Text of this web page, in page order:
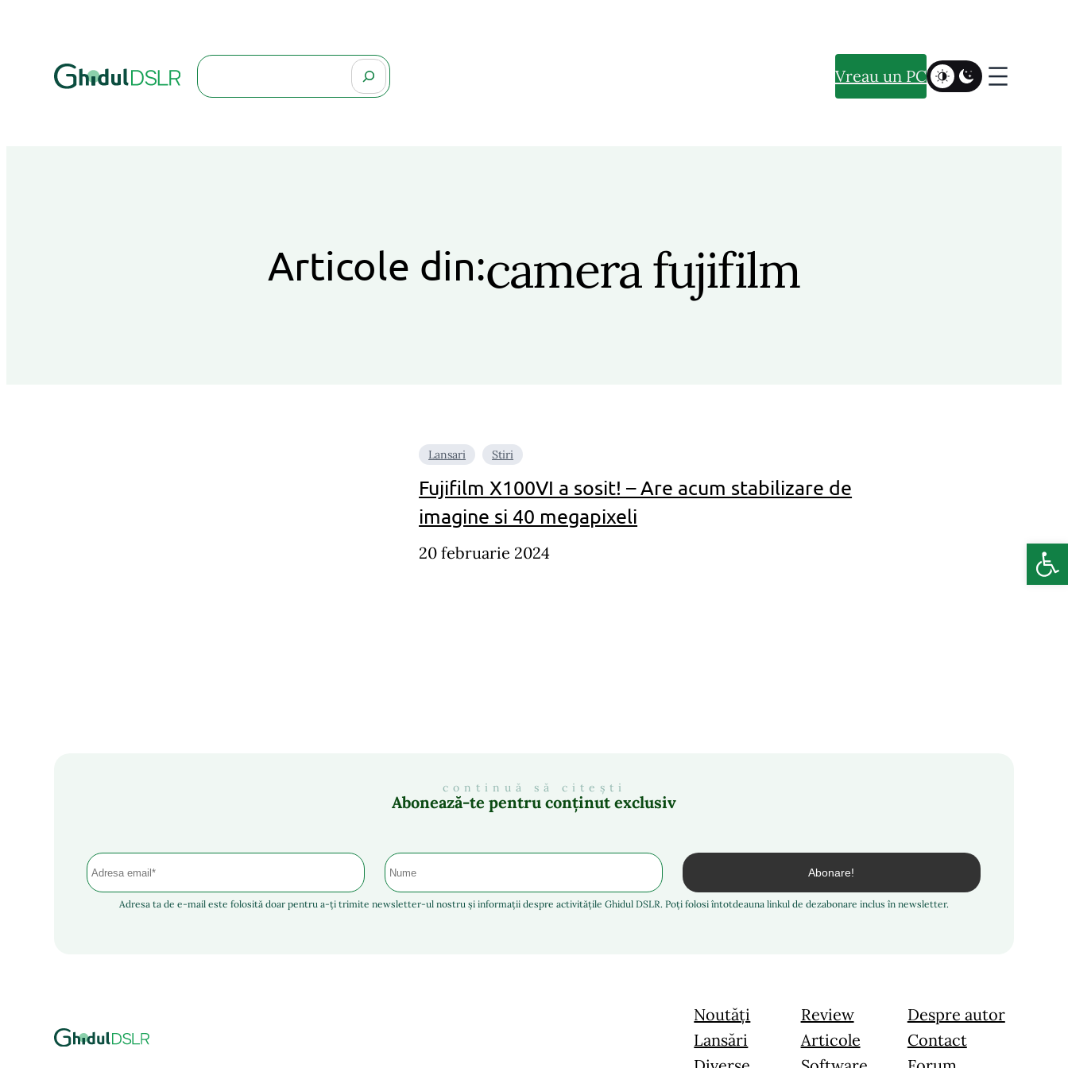
Search Vreau un PC
Articole din:camera fujifilm
Lansari Stiri
Fujifilm X100VI a sosit! – Are acum stabilizare de
imagine si 40 megapixeli
20 februarie 2024
continuă să citești
Abonează-te pentru conținut exclusiv
Adresa ta de e-mail este folosită doar pentru a-ți trimite newsletter-ul nostru și informații despre activitățile Ghidul DSLR. Poți folosi întotdeauna linkul de dezabonare inclus în newsletter.
Noutăți
Lansări
Review
Articole
Despre autor
Contact